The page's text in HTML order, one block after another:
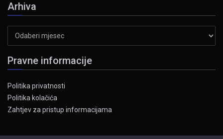
Arhiva
Pravne informacije
Politika privatnosti
Politika kolačića
Zahtjev za pristup informacijama